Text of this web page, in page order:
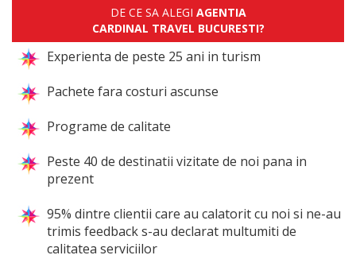
DE CE SA ALEGI AGENTIA
CARDINAL TRAVEL BUCURESTI?
Experienta de peste 25 ani in turism
Pachete fara costuri ascunse
Programe de calitate
Peste 40 de destinatii vizitate de noi pana in
prezent
95% dintre clientii care au calatorit cu noi si ne-au
trimis feedback s-au declarat multumiti de
calitatea serviciilor